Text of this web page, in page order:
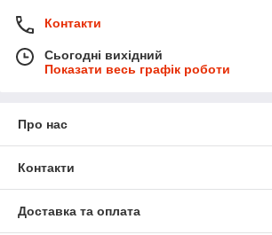
Контакти
Сьогодні вихідний
Показати весь графік роботи
Про нас
Контакти
Доставка та оплата